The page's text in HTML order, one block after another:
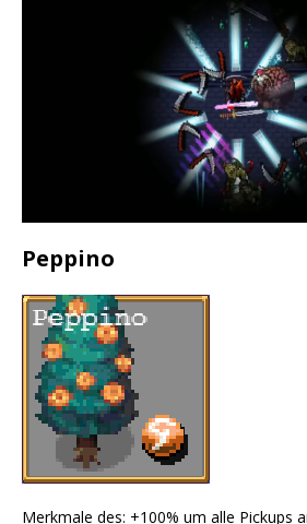
Peppino
Merkmale des: +100% um alle Pickups